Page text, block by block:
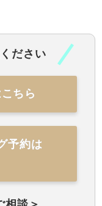
ださい
ちら
予約は